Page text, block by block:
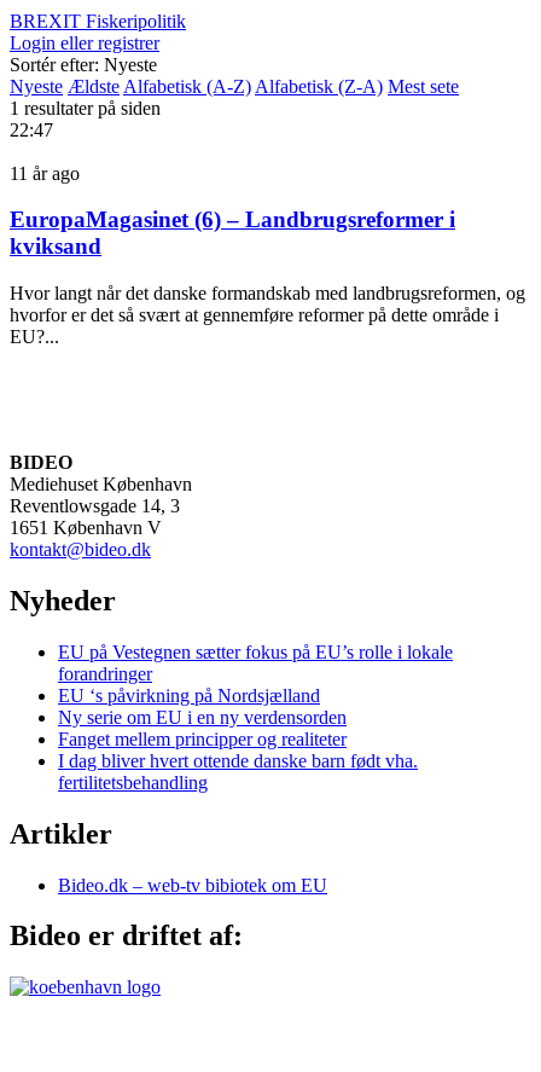
BREXIT Fiskeripolitik
Login eller registrer
Sortér efter: Nyeste
Nyeste Ældste Alfabetisk (A-Z) Alfabetisk (Z-A) Mest sete
1 resultater på siden
22:47
11 år ago
EuropaMagasinet (6) – Landbrugsreformer i
kviksand
Hvor langt når det danske formandskab med landbrugsreformen, og
hvorfor er det så svært at gennemføre reformer på dette område i
EU?...
BIDEO
Mediehuset København
Reventlowsgade 14, 3
1651 København V
kontakt@bideo.dk
Nyheder
EU på Vestegnen sætter fokus på EU’s rolle i lokale
forandringer
EU ‘s påvirkning på Nordsjælland
Ny serie om EU i en ny verdensorden
Fanget mellem principper og realiteter
I dag bliver hvert ottende danske barn født vha.
fertilitetsbehandling
Artikler
Bideo.dk – web-tv bibiotek om EU
Bideo er driftet af: